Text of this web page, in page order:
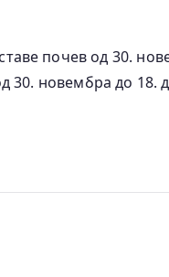
почев од 30.
30. новембра до 18.